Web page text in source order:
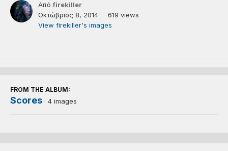
Απόfirekiller
Οκτώβριος 8, 2014
619 views
View firekiller's images
FROM THE ALBUM:
Scores · 4 images